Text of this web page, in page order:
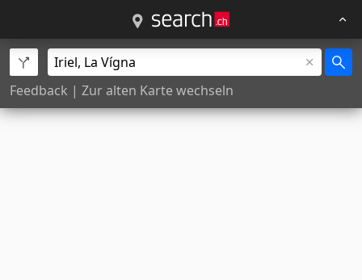
Feedback | Zur alten Karte wechseln